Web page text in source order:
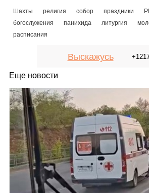
Шахты религия собор праздники
богослужения
панихида литургия
расписания
Выскажусь
Еще новости